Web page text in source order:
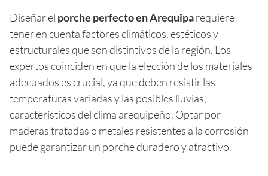
Diseñar el porche perfecto en Arequiparequiere
tener en cuenta factores climáticos, estéticos y
estructurales que son distintivos de la región. Los
expertos coinciden en que la elección de los materiales
adecuados es crucial, ya que deben resistir las
temperaturas variadas y las posibles lluvias,
característicos del clima arequipeño. Optar por
maderas tratadas o metales resistentes a la corrosión
puede garantizar un porche duradero y atractivo.